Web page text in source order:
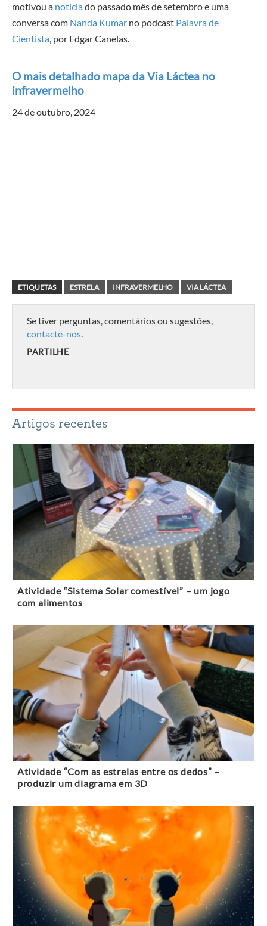
motivou a notíciado passado mês de setembro e uma
conversa com Nanda Kumar no podcast Palavra de
Cientista, por Edgar Canelas.
O mais detalhado mapa da Via Láctea no
infravermelho
24 de outubro, 2024
ETIQUETAS ESTRELA INFRAVERMELHO VIA LÁCTEA
Se tiver perguntas, comentários ou sugestões,
contacte-nos.
PARTILHE
Artigos recentes
Atividade “Sistema Solar comestível” – um jogo
com alimentos
Atividade “Com as estrelas entre os dedos” –
produzir um diagrama em 3D